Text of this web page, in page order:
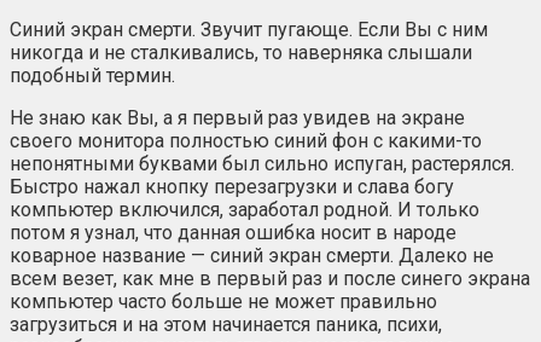
Синий экран смерти. Звучит пугающе. Если Вы с ним
никогда и не сталкивались, то наверняка слышали
подобный термин.
Не знаю как Вы, а я первый раз увидев на экране
своего монитора полностью синий фон с какими-то
непонятными буквами был сильно испуган, растерялся.
Быстро нажал кнопку перезагрузки и слава богу
компьютер включился, заработал родной. И только
потом я узнал, что данная ошибка носит в народе
коварное название — синий экран смерти. Далеко не
всем везет, как мне в первый раз и после синего экрана
компьютер часто больше не может правильно
загрузиться и на этом начинается паника, психи,